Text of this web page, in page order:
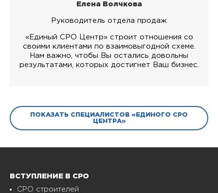
Елена Волчкова
Руководитель отдела продаж
«Единый СРО Центр» строит отношения со
своими клиентами по взаимовыгодной схеме.
Нам важно, чтобы Вы остались довольны
результатами, которых достигнет Ваш бизнес.
ПОКАЗАТЬ СПЕЦИАЛИСТОВ «ЕДИНОГО СРО
ЦЕНТРА»
ВСТУПЛЕНИЕ В СРО
СРО строителей